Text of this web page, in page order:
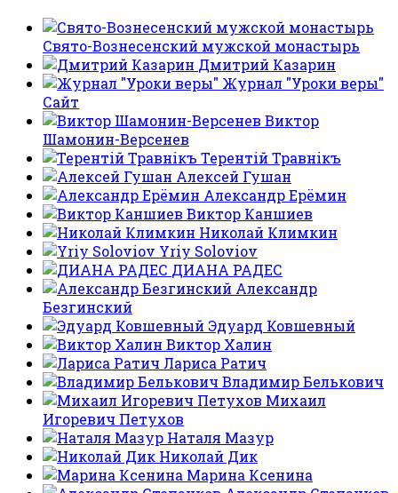
Свято-Вознесенский мужской монастырь
Дмитрий Казарин
Журнал "Уроки веры"
Сайт
Виктор
Шамонин-Версенев
Терентiй Травнiкъ
Алексей Гушан
Александр Ерёмин
Виктор Каншиев
Николай Климкин
Yriy Soloviov
ДИАНА РАДЕС
Александр
Безгинский
Эдуард Ковшевный
Виктор Халин
Лариса Ратич
Владимир Белькович
Михаил
Игоревич Петухов
Наталя Мазур
Николай Дик
Марина Ксенина